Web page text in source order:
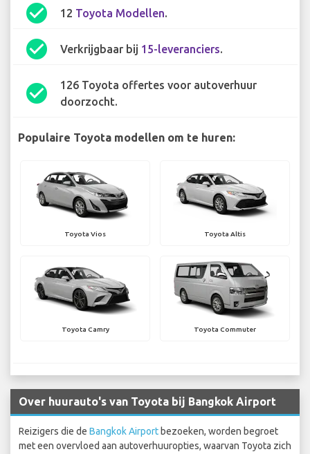
check_circle 12 Toyota Modellen.
check_circle Verkrijgbaar bij 15-leveranciers.
check_circle
126 Toyota offertes voor autoverhuur
doorzocht.
Populaire Toyota modellen om te huren:
Toyota Vios Toyota Altis
Toyota Camry Toyota Commuter
Over huurauto's van Toyota bij Bangkok Airport
Reizigers die de Bangkok Airport bezoeken, worden begroet
met een overvloed aan autoverhuuropties, waarvan Toyota zich